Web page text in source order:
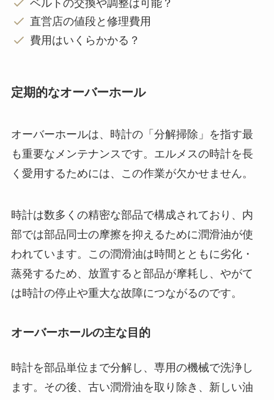
ベルトの交換や調整は可能？
直営店の値段と修理費用
費用はいくらかかる？
定期的なオーバーホール
オーバーホールは、時計の「分解掃除」を指す最
も重要なメンテナンスです。エルメスの時計を長
く愛用するためには、この作業が欠かせません。
時計は数多くの精密な部品で構成されており、内
部では部品同士の摩擦を抑えるために潤滑油が使
われています。この潤滑油は時間とともに劣化・
蒸発するため、放置すると部品が摩耗し、やがて
は時計の停止や重大な故障につながるのです。
オーバーホールの主な目的
時計を部品単位まで分解し、専用の機械で洗浄し
ます。その後、古い潤滑油を取り除き、新しい油